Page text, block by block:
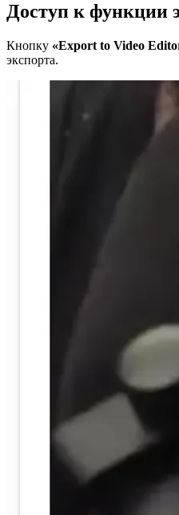
Доступ к функции
Кнопку «Export to Video
экспорта.